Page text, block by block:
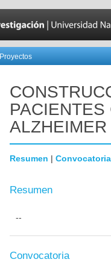
Proyectos
ALZHEIMER
Resumen | Convocatoria
Resumen
--
Convocatoria